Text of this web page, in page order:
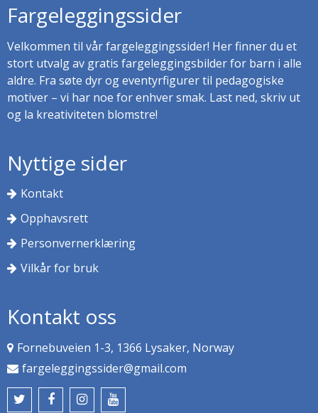
Fargeleggingssider
Velkommen til vår fargeleggingssider! Her finner du et
stort utvalg av gratis fargeleggingsbilder for barn i alle
aldre. Fra søte dyr og eventyrfigurer til pedagogiske
motiver – vi har noe for enhver smak. Last ned, skriv ut
og la kreativiteten blomstre!
Nyttige sider
Kontakt
Opphavsrett
Personvernerklæring
Vilkår for bruk
Kontakt oss
Fornebuveien 1-3, 1366 Lysaker, Norway
fargeleggingssider@gmail.com